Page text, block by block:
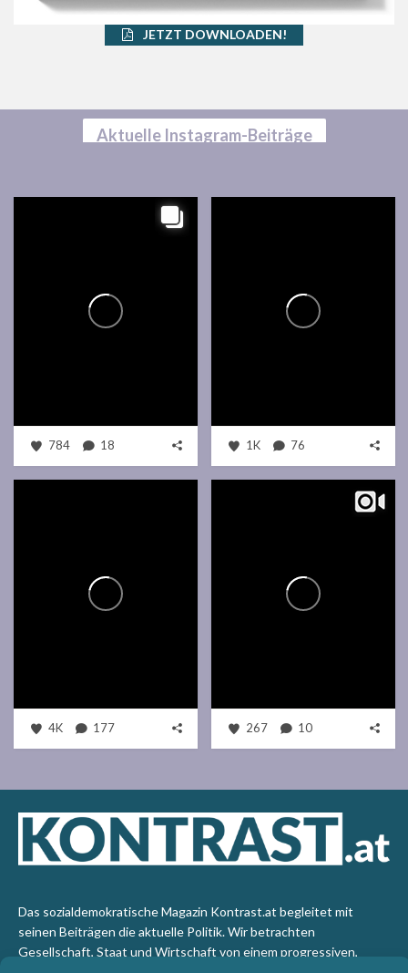
JETZT DOWNLOADEN!
Aktuelle Instagram-Beiträge
784 18 1K 76
4K 177 267 10
Das sozialdemokratische Magazin Kontrast.at begleitet mit
seinen Beiträgen die aktuelle Politik. Wir betrachten
Gesellschaft, Staat und Wirtschaft von einem progressiven,